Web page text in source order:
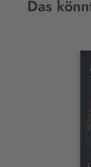
Das